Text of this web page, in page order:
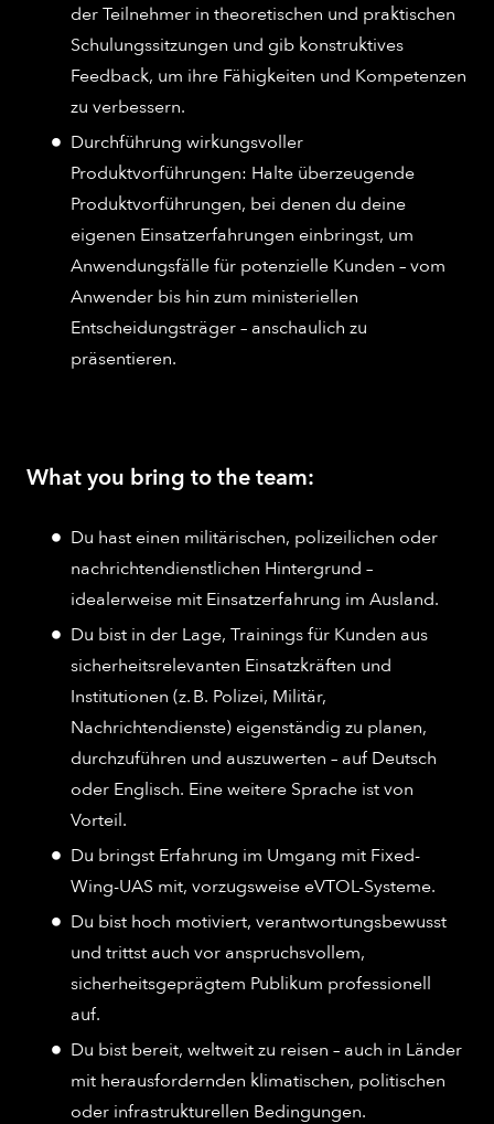
der Teilnehmer in theoretischen und praktischen
Schulungssitzungen und gib konstruktives
Feedback, um ihre Fähigkeiten und Kompetenzen
zu verbessern.
Durchführung wirkungsvoller
Produktvorführungen: Halte überzeugende
Produktvorführungen, bei denen du deine
eigenen Einsatzerfahrungen einbringst, um
Anwendungsfälle für potenzielle Kunden – vom
Anwender bis hin zum ministeriellen
Entscheidungsträger – anschaulich zu
präsentieren.
What you bring to the team:
Du hast einen militärischen, polizeilichen oder
nachrichtendienstlichen Hintergrund –
idealerweise mit Einsatzerfahrung im Ausland.
Du bist in der Lage, Trainings für Kunden aus
sicherheitsrelevanten Einsatzkräften und
Institutionen (z. B. Polizei, Militär,
Nachrichtendienste) eigenständig zu planen,
durchzuführen und auszuwerten – auf Deutsch
oder Englisch. Eine weitere Sprache ist von
Vorteil.
Du bringst Erfahrung im Umgang mit Fixed-
Wing-UAS mit, vorzugsweise eVTOL-Systeme.
Du bist hoch motiviert, verantwortungsbewusst
und trittst auch vor anspruchsvollem,
sicherheitsgeprägtem Publikum professionell
auf.
Du bist bereit, weltweit zu reisen – auch in Länder
mit herausfordernden klimatischen, politischen
oder infrastrukturellen Bedingungen.